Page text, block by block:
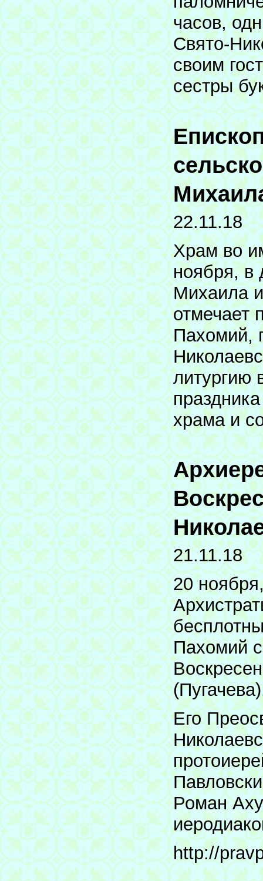
часов,
Свято-
своим
сестры
22.11.18
Храм во
ноября, в
Михаила
отмечает
Пахомий,
литургию
храма и
21.11.18
20
Пахомий
Его
Роман
http://